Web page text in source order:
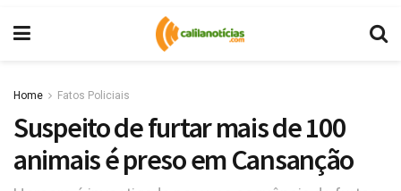
Home Fatos Policiais
Suspeito de furtar mais de 100
animais é preso em Cansanção